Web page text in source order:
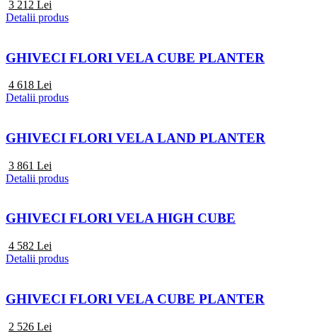
3 212 Lei
Detalii produs
GHIVECI FLORI VELA CUBE PLANTER
4 618 Lei
Detalii produs
GHIVECI FLORI VELA LAND PLANTER
3 861 Lei
Detalii produs
GHIVECI FLORI VELA HIGH CUBE
4 582 Lei
Detalii produs
GHIVECI FLORI VELA CUBE PLANTER
2 526 Lei